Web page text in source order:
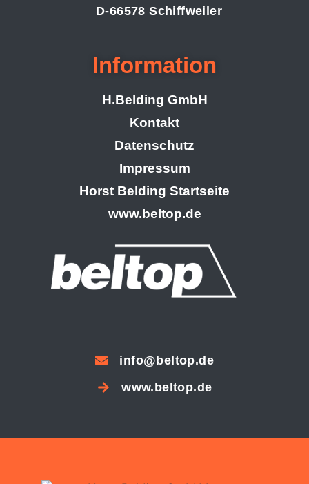
D-66578 Schiffweiler
Information
H.Belding GmbH
Kontakt
Datenschutz
Impressum
Horst Belding Startseite
www.beltop.de
info@beltop.de
www.beltop.de